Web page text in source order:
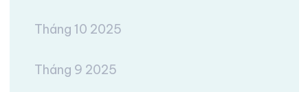
Tháng 10 2025
Tháng 9 2025